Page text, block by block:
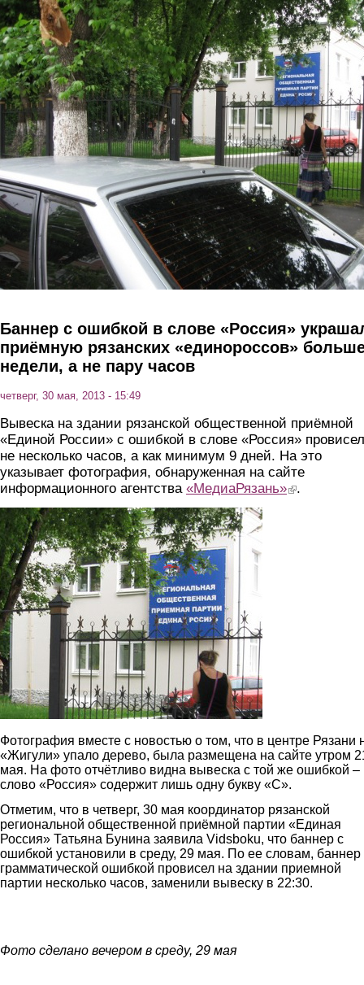
Перейти к основному содержанию
Баннер с ошибкой в слове «Россия»
приёмную рязанских «единороссов»
недели, а не пару часов
четверг, 30 мая, 2013 - 15:49
Вывеска на здании рязанской общественной приёмной
«Единой России» с ошибкой в слове «Россия»
не несколько часов, а как минимум 9 дней. На это
указывает фотография, обнаруженная на сайте
информационного агентства «МедиаРязань»(link is external)
.
4okt.jpg
Фотография вместе с новостью о том, что в центре Рязани
«Жигули» упало дерево, была размещена на сайте утром
мая. На фото отчётливо видна вывеска с той же ошибкой –
слово «Россия» содержит лишь одну букву «С».
Отметим, что в четверг, 30 мая координатор рязанской
региональной общественной приёмной партии «Единая
Россия» Татьяна Бунина заявила Vidsboku, что баннер с
ошибкой установили в среду, 29 мая. По ее словам, баннер
грамматической ошибкой провисел на здании приемной
партии несколько часов, заменили вывеску в 22:30.
Фото сделано вечером в среду, 29 мая